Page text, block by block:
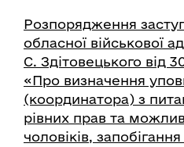
Розпорядження
обласної військової
С. Здітовецького від
«Про визначення
(координатора) з
рівних прав та
чоловіків,